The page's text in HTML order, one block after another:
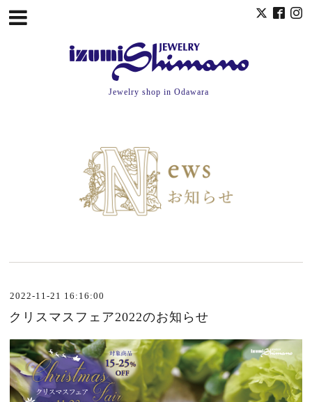
Jewelry shop in Odawara
2022-11-21 16:16:00
クリスマスフェア2022のお知らせ